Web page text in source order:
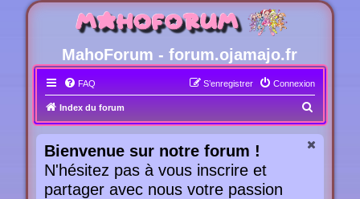
MahoForum - forum.ojamajo.fr
FAQ Connexion
S’enregistrer
Index du forum
e
c
Bienvenue sur notre forum !
N'hésitez pas à vous inscrire et
partager avec nous votre passion